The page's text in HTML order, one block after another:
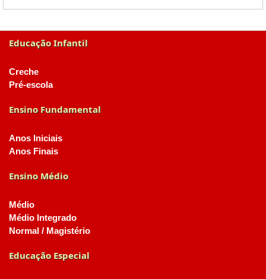
Educação Infantil
Creche
Pré-escola
Ensino Fundamental
Anos Iniciais
Anos Finais
Ensino Médio
Médio
Médio Integrado
Normal / Magistério
Educação Especial